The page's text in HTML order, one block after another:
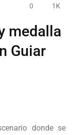
0 1K
medalla
Guiar
donde se